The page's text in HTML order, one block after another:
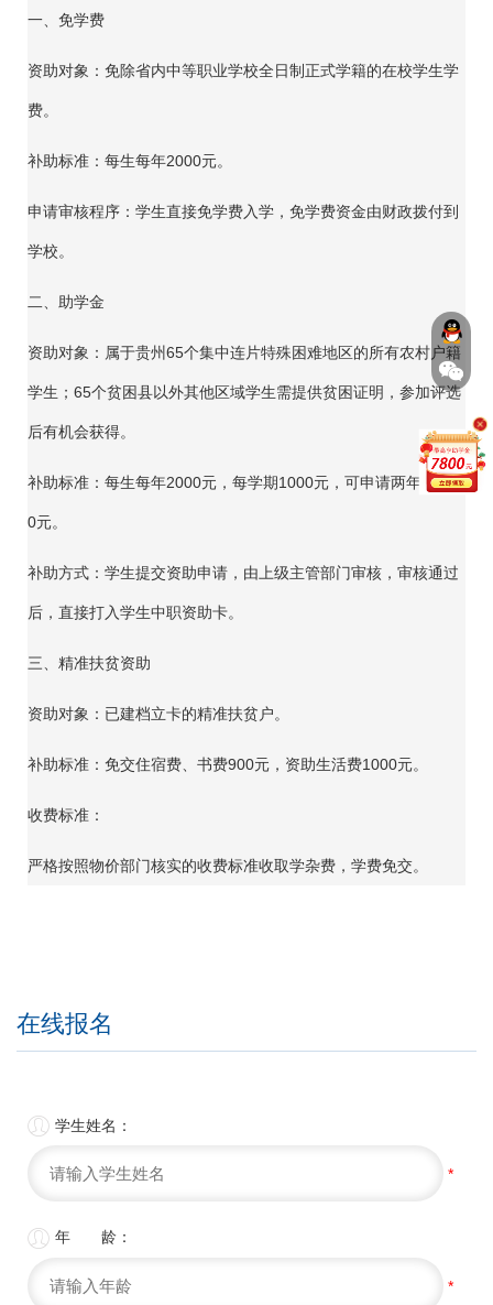
一、免学费
资助对象：免除省内中等职业学校全日制正式学籍的在校学生学
费。
补助标准：每生每年2000元。
申请审核程序：学生直接免学费入学，免学费资金由财政拨付到
学校。
二、助学金
资助对象：属于贵州65个集中连片特殊困难地区的所有农村户籍
学生；65个贫困县以外其他区域学生需提供贫困证明，参加评选
后有机会获得。
补助标准：每生每年2000元，每学期1000元，可申请两年共400
0元。
补助方式：学生提交资助申请，由上级主管部门审核，审核通过
后，直接打入学生中职资助卡。
三、精准扶贫资助
资助对象：已建档立卡的精准扶贫户。
补助标准：免交住宿费、书费900元，资助生活费1000元。
收费标准：
严格按照物价部门核实的收费标准收取学杂费，学费免交。
在线报名
 学生姓名：
*
 年 龄：
*